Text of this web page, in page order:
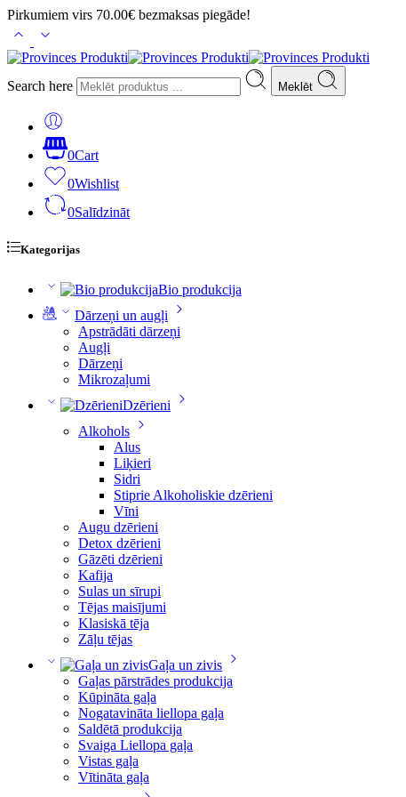
Pirkumiem virs 70.00€ bezmaksas piegāde!
Search here Meklēt
0Cart
0Wishlist
0Salīdzināt
Kategorijas
Bio produkcija
Dārzeņi un augļi
Apstrādāti dārzeņi
Augļi
Dārzeņi
Mikrozaļumi
Dzērieni
Alkohols
Alus
Liķieri
Sidri
Stiprie Alkoholiskie dzērieni
Vīni
Augu dzērieni
Detox dzērieni
Gāzēti dzērieni
Kafija
Sulas un sīrupi
Tējas maisījumi
Klasiskā tēja
Zāļu tējas
Gaļa un zivis
Gaļas pārstrādes produkcija
Kūpināta gaļa
Nogatavināta liellopa gaļa
Saldētā produkcija
Svaiga Liellopa gaļa
Vistas gaļa
Vītināta gaļa